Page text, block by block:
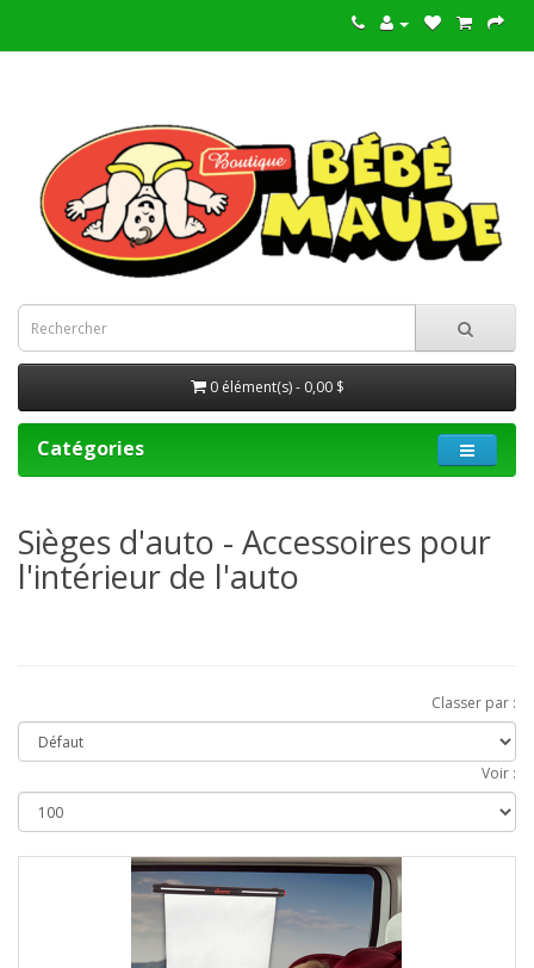
0 élément(s) - 0,00 $
Catégories
Sièges d'auto - Accessoires pour
l'intérieur de l'auto
Classer par :
Voir :